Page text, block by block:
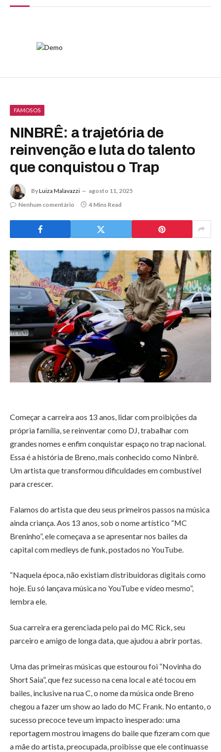
FAMOSOS
NINBRÊ: a trajetória de
reinvenção e luta do talento
que conquistou o Trap
ByLuiza Malavazzi
agosto 11, 2025
Nenhum comentário
4 Mins Read
Começar a carreira aos 13 anos, lidar com proibições da
própria família, se reinventar como DJ, trabalhar com
grandes nomes e enfim conquistar espaço no trap nacional.
Essa é a história de Breno, mais conhecido como Ninbrê.
Um artista que transformou dificuldades em combustível
para crescer.
Falamos do artista que deu seus primeiros passos na música
ainda criança. Aos 13 anos, sob o nome artístico “MC
Breninho”, ele começava a se apresentar nos bailes da
capital com medleys de funk, postados no YouTube.
“Naquela época, não existiam distribuidoras digitais como
hoje. Eu só lançava música no YouTube e vídeo mesmo”,
lembra ele.
Sua carreira era gerenciada pelo pai do MC Rick, seu
parceiro e amigo de longa data, que ajudou a abrir portas.
Uma das primeiras músicas que estourou foi “Novinha do
Short Saia”, que fez sucesso na cena local e até tocou em
bailes, inclusive na rua C, o nome da música onde Breno
chegou a fazer um show ao lado do MC Frank. No entanto, o
sucesso precoce teve um impacto inesperado: uma
reportagem mostrou imagens do baile que fizeram com que
a mãe do artista, preocupada, proibisse que ele continuasse